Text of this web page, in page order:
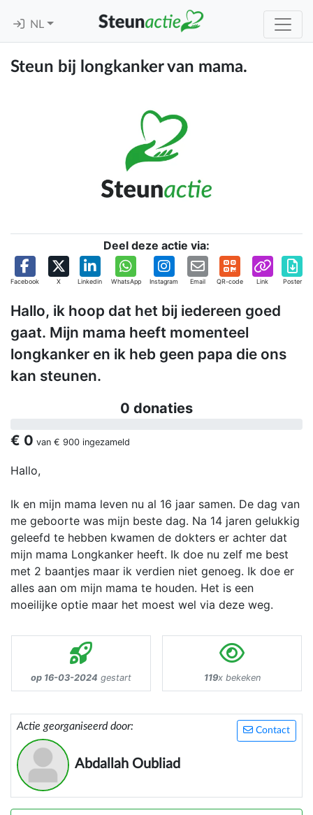
NL
Steun bij longkanker van mama.
Deel deze actie via:
Facebook X Linkedin WhatsApp Instagram Email QR-code Link Poster
Hallo, ik hoop dat het bij iedereen goed
gaat. Mijn mama heeft momenteel
longkanker en ik heb geen papa die ons
kan steunen.
0 donaties
€ 0 van € 900 ingezameld
Hallo,
Ik en mijn mama leven nu al 16 jaar samen. De dag van
me geboorte was mijn beste dag. Na 14 jaren gelukkig
geleefd te hebben kwamen de dokters er achter dat
mijn mama Longkanker heeft. Ik doe nu zelf me best
met 2 baantjes maar ik verdien niet genoeg. Ik doe er
alles aan om mijn mama te houden. Het is een
moeilijke optie maar het moest wel via deze weg.
op 16-03-2024 gestart 119x bekeken
Contact
Actie georganiseerd door:
Abdallah Oubliad